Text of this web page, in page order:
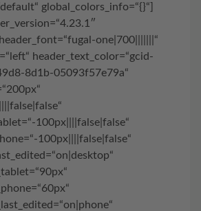
global_colors_info=“{}“]
one|700|||||||“
header_text_color=“gcid-
8d1b-05093f57e79a“
100px||||false|false“
100px||||false|false“